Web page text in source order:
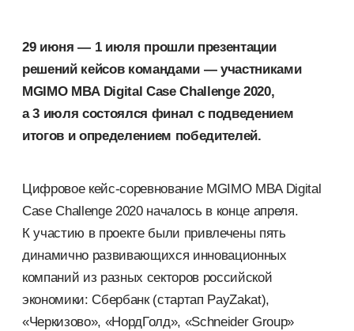
29 июня — 1 июля прошли презентации
решений кейсов командами — участниками
MGIMO MBA Digital Case Challenge 2020,
а 3 июля состоялся финал с подведением
итогов и определением победителей.
Цифровое кейс-соревнование MGIMO MBA Digital
Case Challenge 2020 началось в конце апреля.
К участию в проекте были привлечены пять
динамично развивающихся инновационных
компаний из разных секторов российской
экономики: Сбербанк (стартап PayZakat),
«Черкизово», «НордГолд», «Schneider Group»